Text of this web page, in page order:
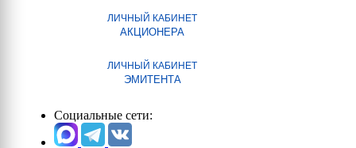
ЛИЧНЫЙ КАБИНЕТ
АКЦИОНЕРА
ЛИЧНЫЙ КАБИНЕТ
ЭМИТЕНТА
Социальные сети: